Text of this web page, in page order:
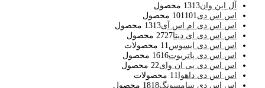
آل این وان 1313 محصول
اس اس دی
101 101 محصول
اس اس دی ام اس آی
1313 محصول
اس اس دی ای دیتا
2727 محصول
اس اس دی ایسوس
1 1 محصولات
اس اس دی پاتریوت
1616 محصول
اس اس دی پی ان وای 22 محصول
اس اس دی داهوا
1 1 محصولات
اس اس دی سامسونگ
1818 محصول